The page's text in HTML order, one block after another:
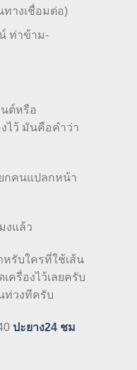
ทางเชื่อมต่อ)
ท่าข้าม-
นต์หรือ
ไว้ มันคือคำว่า
กคนแปลกหน้า
งแล้ว
หรับใครที่ใช้เส้น
ครื่องไว้เลยครับ
ท่วงทีครับ
ปะยาง24 ชม